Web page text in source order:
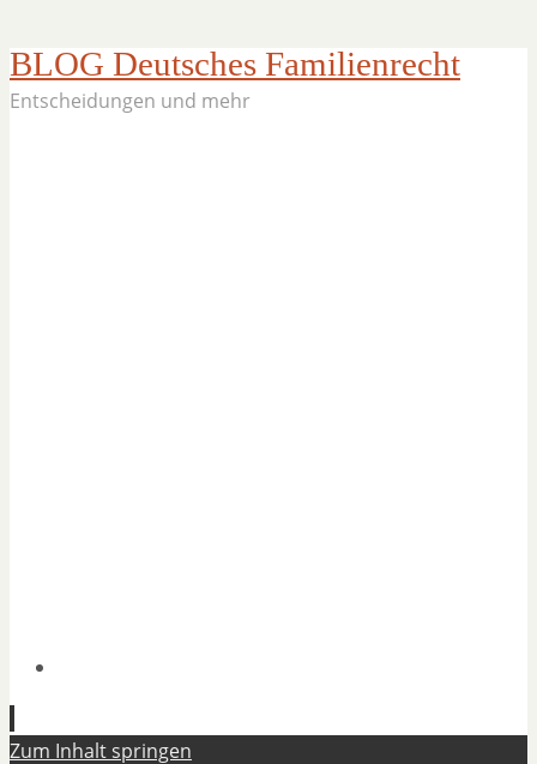
BLOG Deutsches Familienrecht
Entscheidungen und mehr
Zum Inhalt springen